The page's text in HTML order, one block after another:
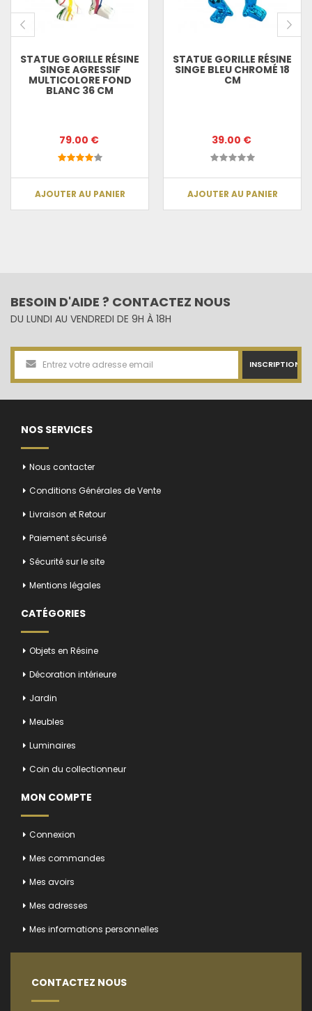
STATUE GORILLE RÉSINE
SINGE AGRESSIF
MULTICOLORE FOND
BLANC 36 CM
79.00 €
AJOUTER AU PANIER
STATUE GORILLE RÉSINE
SINGE BLEU CHROMÉ 18
CM
39.00 €
AJOUTER AU PANIER
BESOIN D'AIDE ? CONTACTEZ NOUS
DU LUNDI AU VENDREDI DE 9H À 18H
INSCRIPTION
NOS SERVICES
Nous contacter
Conditions Générales de Vente
Livraison et Retour
Paiement sécurisé
Sécurité sur le site
Mentions légales
CATÉGORIES
Objets en Résine
Décoration intérieure
Jardin
Meubles
Luminaires
Coin du collectionneur
MON COMPTE
Connexion
Mes commandes
Mes avoirs
Mes adresses
Mes informations personnelles
CONTACTEZ NOUS